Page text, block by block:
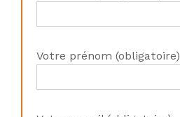
Votre prénom (obligatoire)